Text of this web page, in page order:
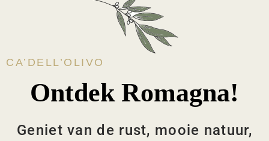
CA’DELL’OLIVO
Ontdek Romagna!
Geniet van de rust, mooie natuur,